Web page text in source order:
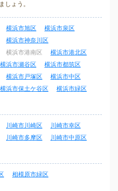
しょう。
横浜市旭区
横浜市泉区
横浜市神奈川区
横浜市港南区
横浜市港北区
横浜市瀬谷区
横浜市都筑区
横浜市戸塚区
横浜市中区
横浜市保土ケ谷区
横浜市緑区
川崎市川崎区
川崎市幸区
川崎市多摩区
川崎市中原区
相模原市緑区